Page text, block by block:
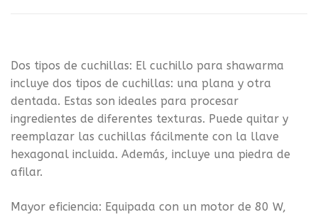
Dos tipos de cuchillas: El cuchillo para shawarma
incluye dos tipos de cuchillas: una plana y otra
dentada. Estas son ideales para procesar
ingredientes de diferentes texturas. Puede quitar y
reemplazar las cuchillas fácilmente con la llave
hexagonal incluida. Además, incluye una piedra de
afilar.
Mayor eficiencia: Equipada con un motor de 80 W,